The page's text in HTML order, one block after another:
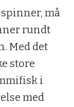
må
rundt
Med det
store
i
med